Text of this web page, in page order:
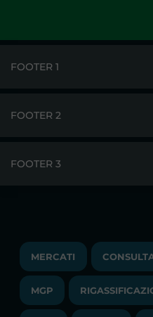
FOOTER 1
FOOTER 2
BANDI DI
FOOTER 3
TRAYPORT
MERCATI
MGP